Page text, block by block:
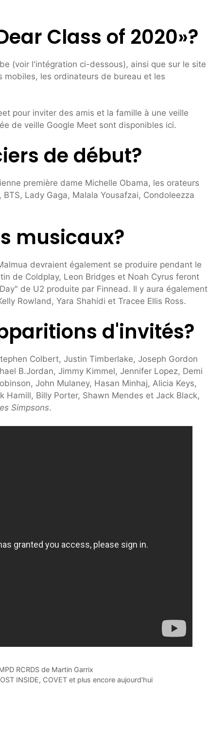
Class of 2020»?
(voir l'intégration ci-dessous), ainsi que sur le site
mobiles, les ordinateurs de bureau et les
pour inviter des amis et la famille à une veille
de veille Google Meet sont disponibles ici.
de début?
première dame Michelle Obama, les orateurs
Lady Gaga, Malala Yousafzai, Condoleezza
musicaux?
devraient également se produire pendant le
de Coldplay, Leon Bridges et Noah Cyrus feront
de U2 produite par Finnead. Il y aura également
Rowland, Yara Shahidi et Tracee Ellis Ross.
d'invités?
Colbert, Justin Timberlake, Joseph Gordon
B.Jordan, Jimmy Kimmel, Jennifer Lopez, Demi
John Mulaney, Hasan Minhaj, Alicia Keys,
Hamill, Billy Porter, Shawn Mendes et Jack Black,
Simpsons.
RCRDS de Martin Garrix
INSIDE, COVET et plus encore aujourd'hui